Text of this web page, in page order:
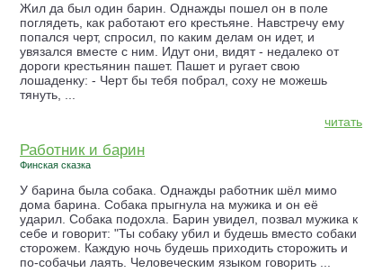
Жил да был один барин. Однажды пошел он в поле
поглядеть, как работают его крестьяне. Навстречу ему
попался черт, спросил, по каким делам он идет, и
увязался вместе с ним. Идут они, видят - недалеко от
дороги крестьянин пашет. Пашет и ругает свою
лошаденку: - Черт бы тебя побрал, соху не можешь
тянуть, ...
читать
Работник и барин
Финская сказка
У барина была собака. Однажды работник шёл мимо
дома барина. Собака прыгнула на мужика и он её
ударил. Собака подохла. Барин увидел, позвал мужика к
себе и говорит: "Ты собаку убил и будешь вместо собаки
сторожем. Каждую ночь будешь приходить сторожить и
по-собачьи лаять. Человеческим языком говорить ...